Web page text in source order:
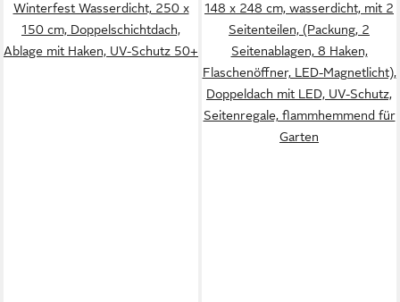
Winterfest Wasserdicht, 250 x
150 cm, Doppelschichtdach,
Ablage mit Haken, UV-Schutz 50+
148 x 248 cm, wasserdicht, mit 2
Seitenteilen, (Packung, 2
Seitenablagen, 8 Haken,
Flaschenöffner, LED-Magnetlicht),
Doppeldach mit LED, UV-Schutz,
Seitenregale, flammhemmend für
Garten